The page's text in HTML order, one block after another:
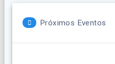
Próximos Eventos